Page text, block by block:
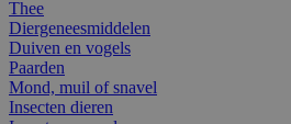
Thee
Diergeneesmiddelen
Duiven en vogels
Paarden
Mond, muil of snavel
Insecten dieren